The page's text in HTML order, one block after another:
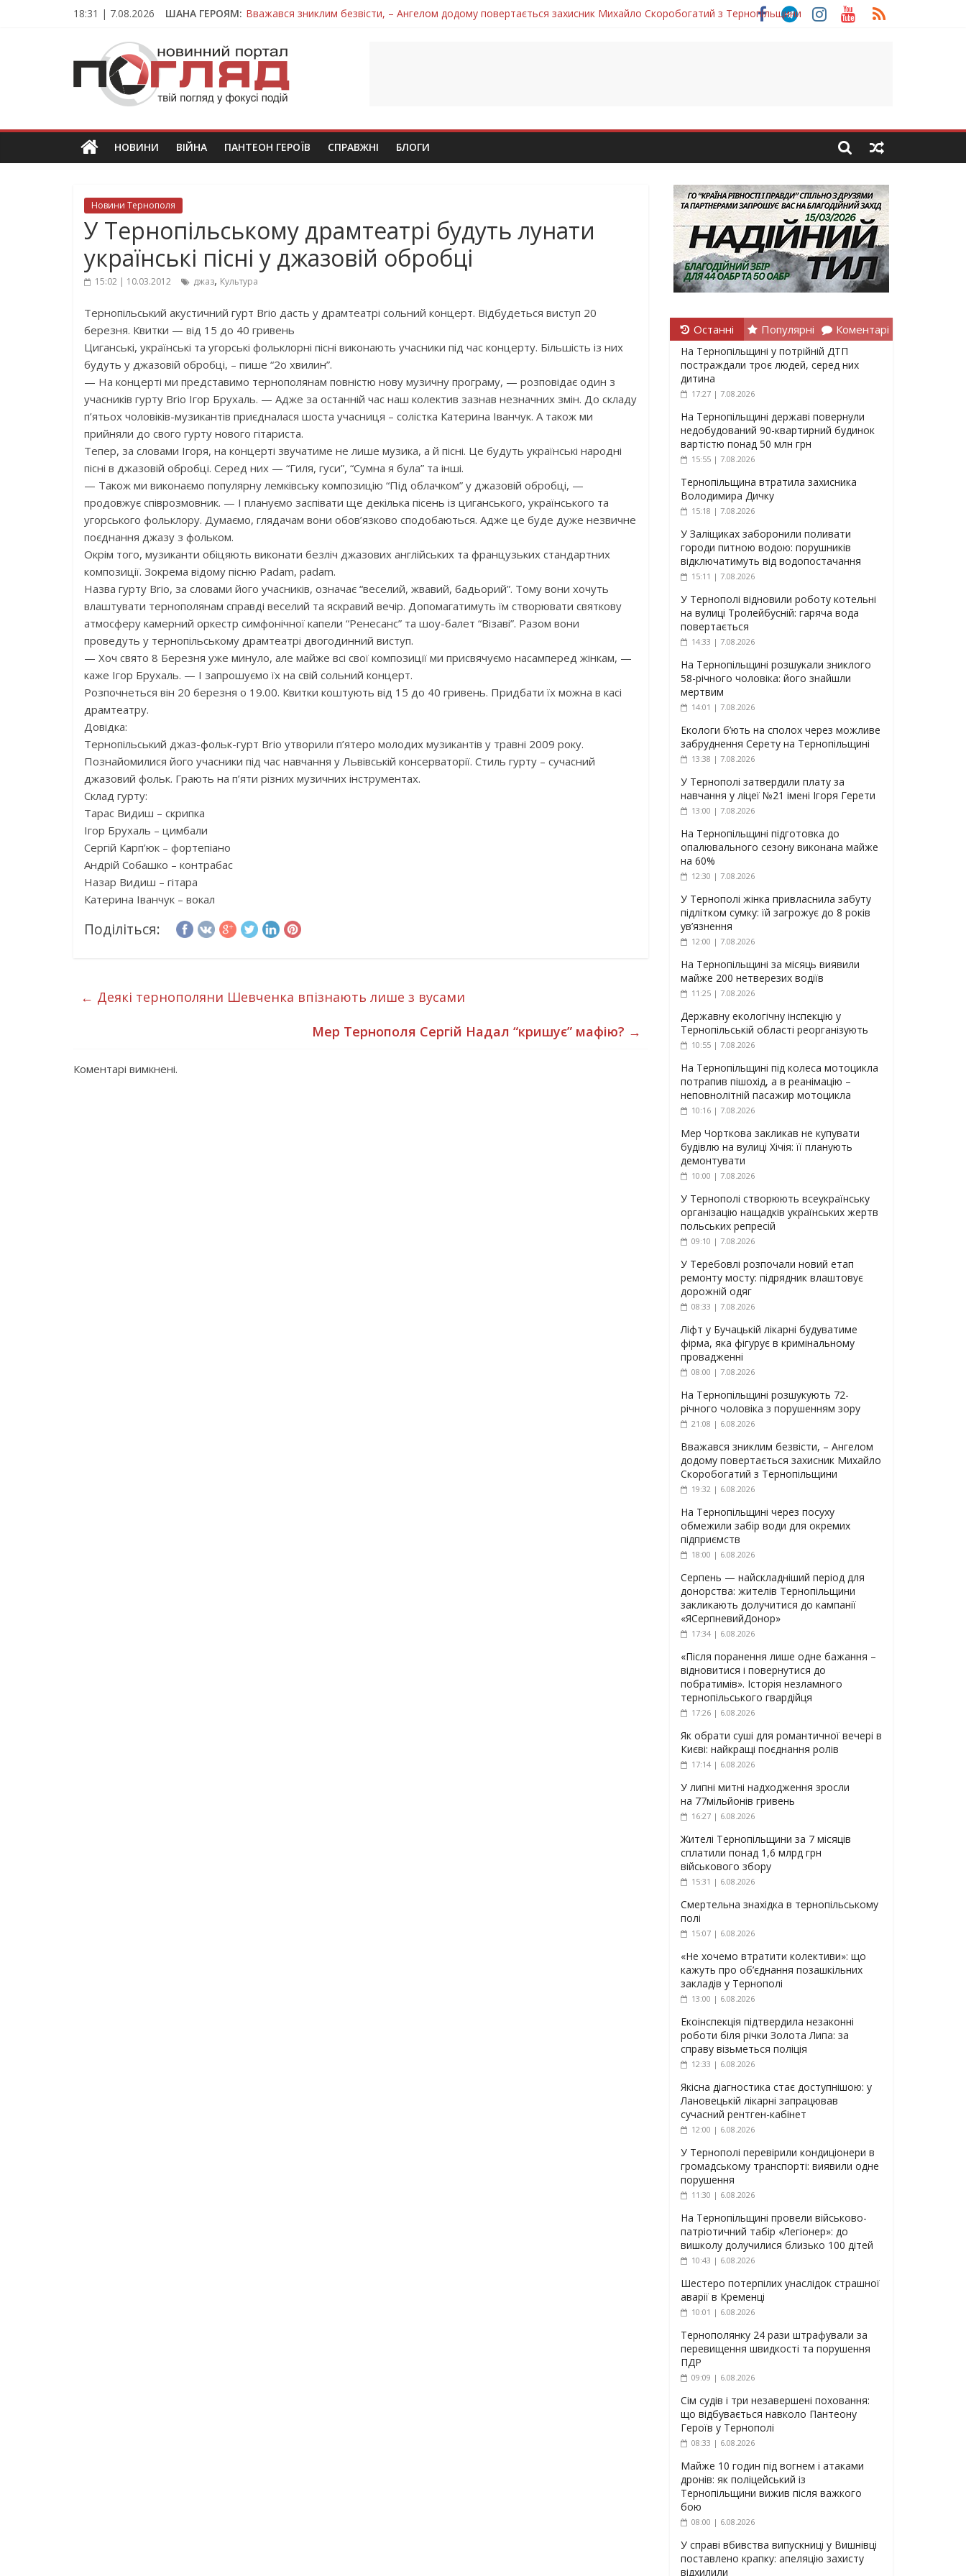
18:31 | 7.08.2026 ШАНА ГЕРОЯМ: Вважався зниклим безвісти, – Ангелом додому повертається захисник Михайло Скоробогатий з Тернопільщини
Тернопільщина втратила захисника Володимира Вельму
Захисник з Тернопільщини Петро Федів повертається до рідного дому «на щиті»
Тернопільщина втратила захисника Володимира Дичку
ПОГЛЯД
Новини
Тернополя.
новини
та
НОВИНИ ВІЙНА ПАНТЕОН ГЕРОЇВ СПРАВЖНІ БЛОГИ
Новини Тернополя
У Тернопільському драмтеатрі будуть лунати
українські пісні у джазовій обробці
15:02 | 10.03.2012 джаз, Культура
Тернопільський акустичний гурт Brio дасть у драмтеатрі сольний концерт. Відбудеться виступ 20
березня. Квитки — від 15 до 40 гривень
Циганські, українські та угорські фольклорні пісні виконають учасники під час концерту. Більшість із них
будуть у джазовій обробці, – пише “2о хвилин”.
— На концерті ми представимо тернополянам повністю нову музичну програму, — розповідає один з
учасників гурту Brio Ігор Брухаль. — Адже за останній час наш колектив зазнав незначних змін. До складу
п’ятьох чоловіків-музикантів приєдналася шоста учасниця – солістка Катерина Іванчук. А також ми
прийняли до свого гурту нового гітариста.
Тепер, за словами Ігоря, на концерті звучатиме не лише музика, а й пісні. Це будуть українські народні
пісні в джазовій обробці. Серед них — “Гиля, гуси”, “Сумна я була” та інші.
— Також ми виконаємо популярну лемківську композицію “Під облачком” у джазовій обробці, —
продовжує співрозмовник. — І плануємо заспівати ще декілька пісень із циганського, українського та
угорського фольклору. Думаємо, глядачам вони обов’язково сподобаються. Адже це буде дуже незвичне
поєднання джазу з фольком.
Окрім того, музиканти обіцяють виконати безліч джазових англійських та французьких стандартних
композиції. Зокрема відому пісню Padam, padam.
Назва гурту Brio, за словами його учасників, означає “веселий, жвавий, бадьорий”. Тому вони хочуть
влаштувати тернополянам справді веселий та яскравий вечір. Допомагатимуть їм створювати святкову
атмосферу камерний оркестр симфонічної капели “Ренесанс” та шоу-балет “Візаві”. Разом вони
проведуть у тернопільському драмтеатрі двогодинний виступ.
— Хоч свято 8 Березня уже минуло, але майже всі свої композиції ми присвячуємо насамперед жінкам, —
каже Ігор Брухаль. — І запрошуємо їх на свій сольний концерт.
Розпочнеться він 20 березня о 19.00. Квитки коштують від 15 до 40 гривень. Придбати їх можна в касі
драмтеатру.
Довідка:
Тернопільський джаз-фольк-гурт Brio утворили п’ятеро молодих музикантів у травні 2009 року.
Познайомилися його учасники під час навчання у Львівській консерваторії. Стиль гурту – сучасний
джазовий фольк. Грають на п’яти різних музичних інструментах.
Склад гурту:
Тарас Видиш – скрипка
Ігор Брухаль – цимбали
Сергій Карп’юк – фортепіано
Андрій Собашко – контрабас
Назар Видиш – гітара
Катерина Іванчук – вокал
Поділіться:
← Деякі тернополяни Шевченка впізнають лише з вусами
Мер Тернополя Сергій Надал “кришує” мафію? →
Коментарі вимкнені.
Останні Популярні Коментарі
На Тернопільщині у потрійній ДТП
постраждали троє людей, серед них
дитина
17:27 | 7.08.2026
На Тернопільщині державі повернули
недобудований 90-квартирний будинок
вартістю понад 50 млн грн
15:55 | 7.08.2026
Тернопільщина втратила захисника
Володимира Дичку
15:18 | 7.08.2026
У Заліщиках заборонили поливати
городи питною водою: порушників
відключатимуть від водопостачання
15:11 | 7.08.2026
У Тернополі відновили роботу котельні
на вулиці Тролейбусній: гаряча вода
повертається
14:33 | 7.08.2026
На Тернопільщині розшукали зниклого
58-річного чоловіка: його знайшли
мертвим
14:01 | 7.08.2026
Екологи б’ють на сполох через можливе
забруднення Серету на Тернопільщині
13:38 | 7.08.2026
У Тернополі затвердили плату за
навчання у ліцеї №21 імені Ігоря Герети
13:00 | 7.08.2026
На Тернопільщині підготовка до
опалювального сезону виконана майже
на 60%
12:30 | 7.08.2026
У Тернополі жінка привласнила забуту
підлітком сумку: їй загрожує до 8 років
ув’язнення
12:00 | 7.08.2026
На Тернопільщині за місяць виявили
майже 200 нетверезих водіїв
11:25 | 7.08.2026
Державну екологічну інспекцію у
Тернопільській області реорганізують
10:55 | 7.08.2026
На Тернопільщині під колеса мотоцикла
потрапив пішохід, а в реанімацію –
неповнолітній пасажир мотоцикла
10:16 | 7.08.2026
Мер Чорткова закликав не купувати
будівлю на вулиці Хічія: її планують
демонтувати
10:00 | 7.08.2026
У Тернополі створюють всеукраїнську
організацію нащадків українських жертв
польських репресій
09:10 | 7.08.2026
У Теребовлі розпочали новий етап
ремонту мосту: підрядник влаштовує
дорожній одяг
08:33 | 7.08.2026
Ліфт у Бучацькій лікарні будуватиме
фірма, яка фігурує в кримінальному
провадженні
08:00 | 7.08.2026
На Тернопільщині розшукують 72-
річного чоловіка з порушенням зору
21:08 | 6.08.2026
Вважався зниклим безвісти, – Ангелом
додому повертається захисник Михайло
Скоробогатий з Тернопільщини
19:32 | 6.08.2026
На Тернопільщині через посуху
обмежили забір води для окремих
підприємств
18:00 | 6.08.2026
Серпень — найскладніший період для
донорства: жителів Тернопільщини
закликають долучитися до кампанії
«ЯСерпневийДонор»
17:34 | 6.08.2026
«Після поранення лише одне бажання –
відновитися і повернутися до
побратимів». Історія незламного
тернопільського гвардійця
17:26 | 6.08.2026
Як обрати суші для романтичної вечері в
Києві: найкращі поєднання ролів
17:14 | 6.08.2026
У липні митні надходження зросли
на 77мільйонів гривень
16:27 | 6.08.2026
Жителі Тернопільщини за 7 місяців
сплатили понад 1,6 млрд грн
військового збору
15:31 | 6.08.2026
Смертельна знахідка в тернопільському
полі
15:07 | 6.08.2026
«Не хочемо втратити колективи»: що
кажуть про об’єднання позашкільних
закладів у Тернополі
13:00 | 6.08.2026
Екоінспекція підтвердила незаконні
роботи біля річки Золота Липа: за
справу візьметься поліція
12:33 | 6.08.2026
Якісна діагностика стає доступнішою: у
Лановецькій лікарні запрацював
сучасний рентген-кабінет
12:00 | 6.08.2026
У Тернополі перевірили кондиціонери в
громадському транспорті: виявили одне
порушення
11:30 | 6.08.2026
На Тернопільщині провели військово-
патріотичний табір «Легіонер»: до
вишколу долучилися близько 100 дітей
10:43 | 6.08.2026
Шестеро потерпілих унаслідок страшної
аварії в Кременці
10:01 | 6.08.2026
Тернополянку 24 рази штрафували за
перевищення швидкості та порушення
ПДР
09:09 | 6.08.2026
Сім судів і три незавершені поховання:
що відбувається навколо Пантеону
Героїв у Тернополі
08:33 | 6.08.2026
Майже 10 годин під вогнем і атаками
дронів: як поліцейський із
Тернопільщини вижив після важкого
бою
08:00 | 6.08.2026
У справі вбивства випускниці у Вишнівці
поставлено крапку: апеляцію захисту
відхилили